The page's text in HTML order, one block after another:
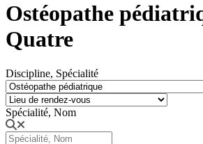
Ostéopathe
Quatre
Discipline, Spécialité
Spécialité, Nom